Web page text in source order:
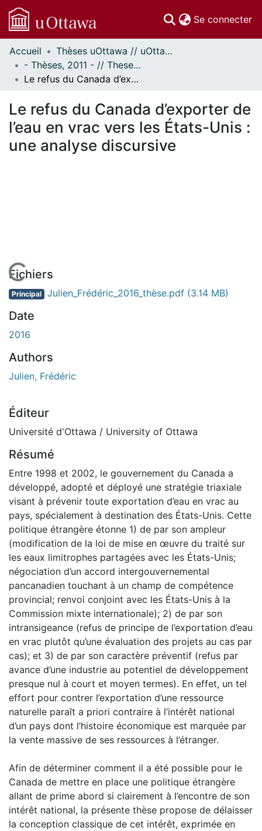
Se connecter
Communautés
et collections
Parcourir
À propos
Accueil
Thèses uOttawa // uOttawa Theses
- Thèses, 2011 - // Theses, 2011 -
Le refus du Canada d’exporter de l’eau en vrac vers les États-Unis : une analyse discursive
Le refus du Canada d’exporter de
l’eau en vrac vers les États-Unis :
une analyse discursive
En cours de chargement...
Fichiers
Principal Julien_Frédéric_2016_thèse.pdf (3.14 MB)
Date
2016
Authors
Julien, Frédéric
Éditeur
Université d'Ottawa / University of Ottawa
Résumé
Entre 1998 et 2002, le gouvernement du Canada a
développé, adopté et déployé une stratégie triaxiale
visant à prévenir toute exportation d’eau en vrac au
pays, spécialement à destination des États-Unis. Cette
politique étrangère étonne 1) de par son ampleur
(modification de la loi de mise en œuvre du traité sur
les eaux limitrophes partagées avec les États-Unis;
négociation d’un accord intergouvernemental
pancanadien touchant à un champ de compétence
provincial; renvoi conjoint avec les États-Unis à la
Commission mixte internationale); 2) de par son
intransigeance (refus de principe de l’exportation d’eau
en vrac plutôt qu’une évaluation des projets au cas par
cas); et 3) de par son caractère préventif (refus par
avance d’une industrie au potentiel de développement
presque nul à court et moyen termes). En effet, un tel
effort pour contrer l’exportation d’une ressource
naturelle paraît a priori contraire à l’intérêt national
d’un pays dont l’histoire économique est marquée par
la vente massive de ses ressources à l’étranger.
Afin de déterminer comment il a été possible pour le
Canada de mettre en place une politique étrangère
allant de prime abord si clairement à l’encontre de son
intérêt national, la présente thèse propose de délaisser
la conception classique de cet intérêt, exprimée en